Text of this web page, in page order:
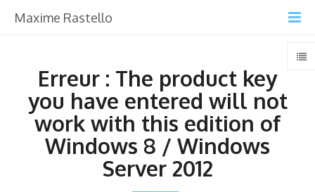
Maxime Rastello
Erreur : The product key
you have entered will not
work with this edition of
Windows 8 / Windows
Server 2012